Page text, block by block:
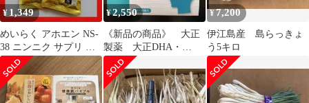
¥ 1,349
めいらく アホエン NS-
38 ニンニク サプリ 送
料無料
¥2,550
《新品の商品》 ￼大正
製薬 大正DHA・
EPA 1袋あたり5粒×
30袋
¥7,200
伊江島産 島らっきょ
う5キロ